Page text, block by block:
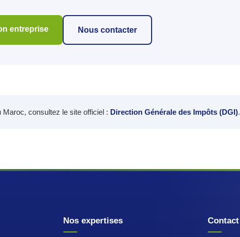
entreprise Nous contacter
consultez le site officiel : Direction Générale des Impôts (DGI).
Nos expertises Contact